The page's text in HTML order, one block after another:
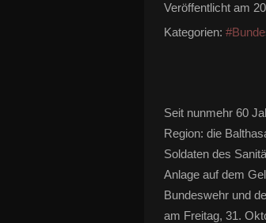
Veröffentlicht am
Kategorien:
Seit nunmehr 60
Region: die
Soldaten des
Anlage auf dem
Bundeswehr und
am Freitag, 31.